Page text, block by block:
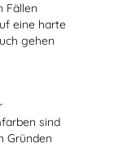
Fällen
eine harte
gehen
sind
Gründen